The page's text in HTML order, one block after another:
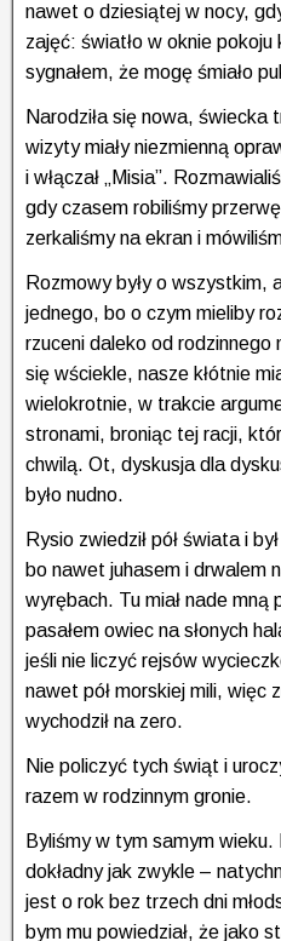
nawet o dziesiątej w nocy,
zajęć: światło w oknie pokoju
sygnałem, że mogę śmiało
Narodziła się nowa, świecka
wizyty miały niezmienną
i włączał „Misia”.
gdy czasem robiliśmy
zerkaliśmy na ekran i
Rozmowy były o wszystkim,
jednego, bo o czym mieliby
rzuceni daleko od rodzinnego
się wściekle, nasze kłótnie
wielokrotnie, w trakcie
stronami, broniąc tej racji,
chwilą. Ot, dyskusja dla
było nudno.
Rysio zwiedził pół świata i
bo nawet juhasem i drwalem
wyrębach. Tu miał nade mną
pasałem owiec na słonych
jeśli nie liczyć rejsów
nawet pół morskiej mili, więc
wychodził na zero.
Nie policzyć tych świąt i
razem w rodzinnym gronie.
Byliśmy w tym samym
dokładny jak zwykle –
jest o rok bez trzech dni
bym mu powiedział, że jako